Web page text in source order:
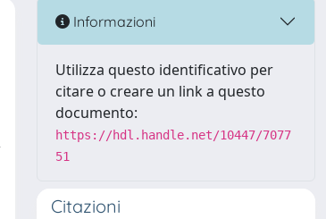
Informazioni
Utilizza questo identificativo per
citare o creare un link a questo
documento:
https://hdl.handle.net/10447/7077
51
Citazioni